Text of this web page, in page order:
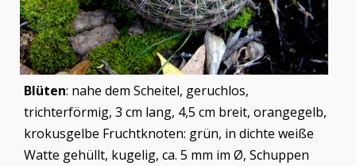
Blüten: nahe dem Scheitel, geruchlos,
trichterförmig, 3 cm lang, 4,5 cm breit, orangegelb,
krokusgelbe Fruchtknoten: grün, in dichte weiße
Watte gehüllt, kugelig, ca. 5 mm im Ø, Schuppen